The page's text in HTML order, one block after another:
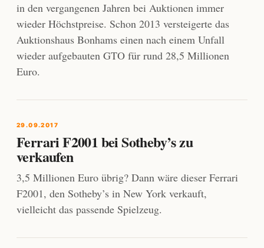
in den vergangenen Jahren bei Auktionen immer
wieder Höchstpreise. Schon 2013 versteigerte das
Auktionshaus Bonhams einen nach einem Unfall
wieder aufgebauten GTO für rund 28,5 Millionen
Euro.
29.09.2017
Ferrari F2001 bei Sotheby’s zu
verkaufen
3,5 Millionen Euro übrig? Dann wäre dieser Ferrari
F2001, den Sotheby’s in New York verkauft,
vielleicht das passende Spielzeug.